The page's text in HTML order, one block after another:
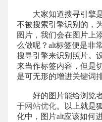
大家知道搜寻引擎是
不被搜索引擎识别的，
图片，我们会在图片上
么做呢？alt标签便是非
搜寻引擎来识别照片。
来当作标签内容，但是
是可无形的增进关键词
好的图片能给浏览者
于网站优化。以上就是
化中，图片alt应该如何